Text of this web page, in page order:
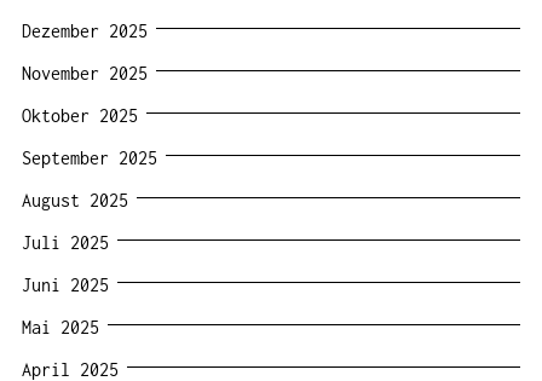
Dezember 2025
November 2025
Oktober 2025
September 2025
August 2025
Juli 2025
Juni 2025
Mai 2025
April 2025